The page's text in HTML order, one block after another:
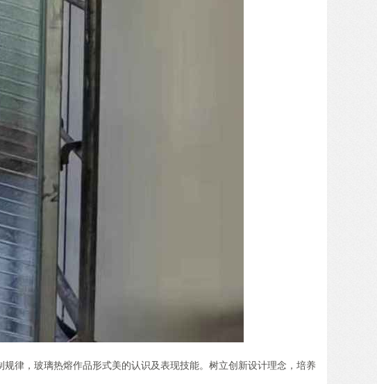
律，玻璃热熔作品形式美的认识及表现技能。树立创新设计理念，培养